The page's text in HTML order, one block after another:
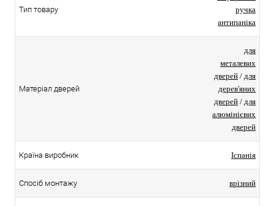
Тип товару
ручка
антипаніка
Матеріал дверей
для
металевих
дверей / для
дерев'яних
дверей / для
алюмінієвих
дверей
Країна виробник Іспанія
Спосіб монтажу врізний